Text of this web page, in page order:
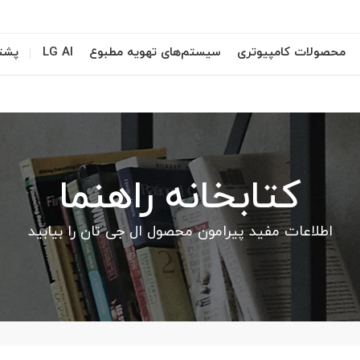
محصولات کامپیوتری سیستم‌های تهویه مطبوع LG AI
کتابخانه راهنما
اطلاعات مفید پیرامون محصول ال جی تان را بیابید